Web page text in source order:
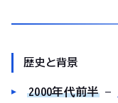
歴史と背景
2000年代前半 —